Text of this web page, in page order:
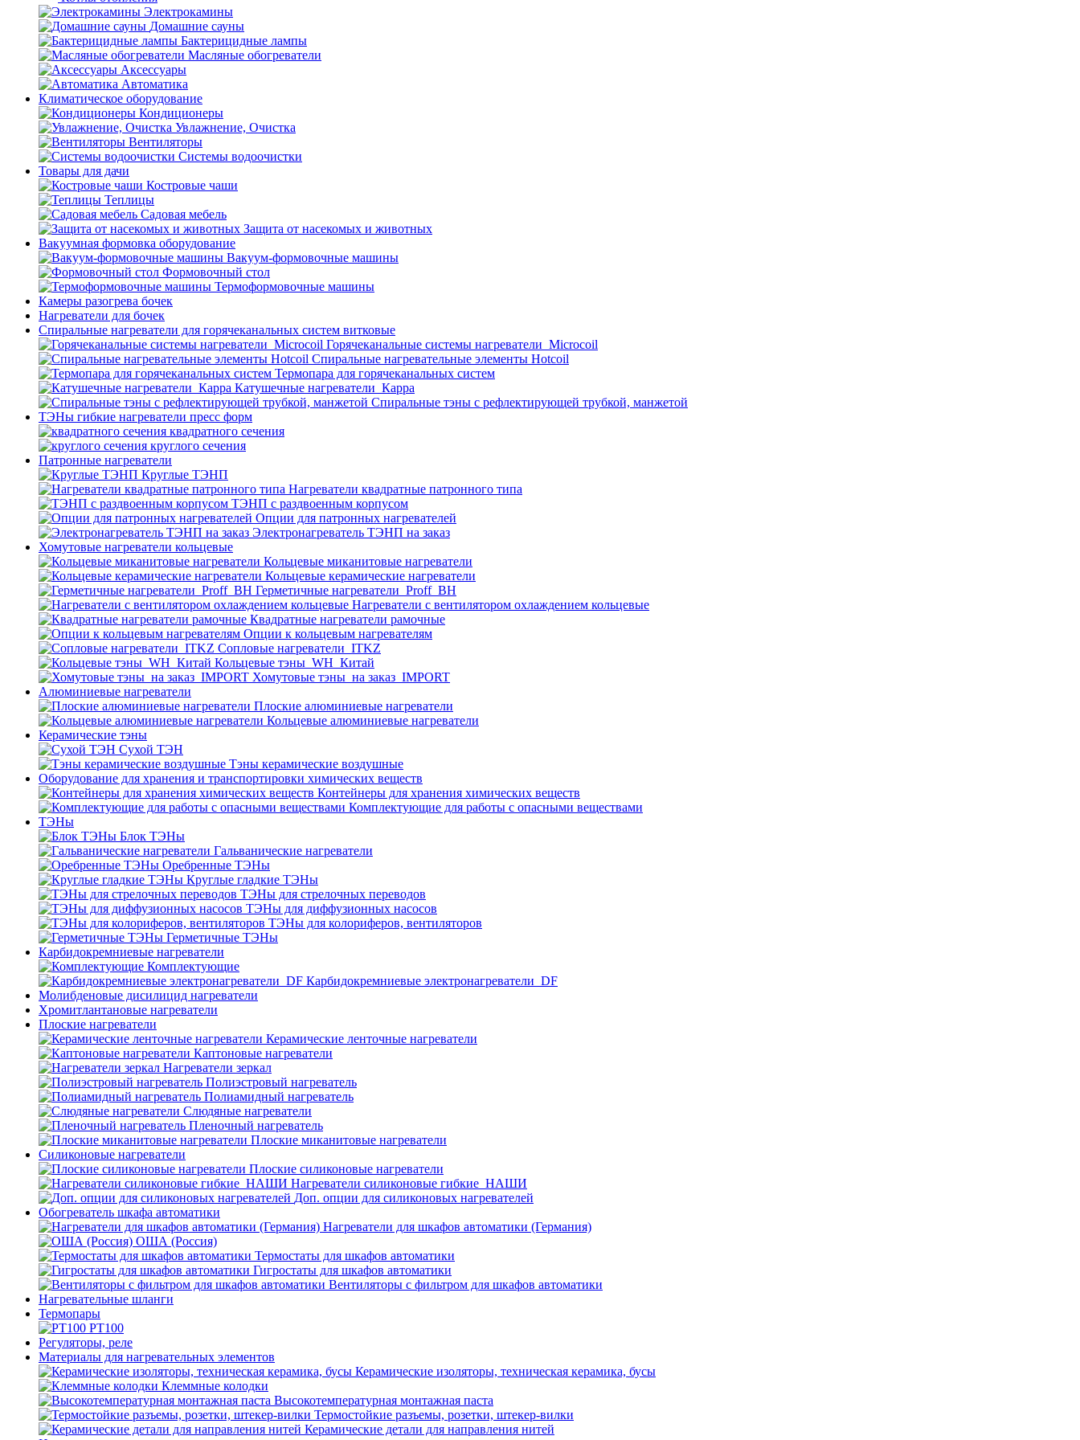
Электрокамины
Домашние сауны
Бактерицидные лампы
Масляные обогреватели
Аксессуары
Автоматика
Климатическое оборудование
Кондиционеры
Увлажнение, Очистка
Вентиляторы
Системы водоочистки
Товары для дачи
Костровые чаши
Теплицы
Садовая мебель
Защита от насекомых и животных
Вакуумная формовка оборудование
Вакуум-формовочные машины
Формовочный стол
Термоформовочные машины
Камеры разогрева бочек
Нагреватели для бочек
Спиральные нагреватели для горячеканальных систем витковые
Горячеканальные системы нагреватели_Microcoil
Спиральные нагревательные элементы Hotcoil
Термопара для горячеканальных систем
Катушечные нагреватели_Карра
Спиральные тэны с рефлектирующей трубкой, манжетой
ТЭНы гибкие нагреватели пресс форм
квадратного сечения
круглого сечения
Патронные нагреватели
Круглые ТЭНП
Нагреватели квадратные патронного типа
ТЭНП с раздвоенным корпусом
Опции для патронных нагревателей
Электронагреватель ТЭНП на заказ
Хомутовые нагреватели кольцевые
Кольцевые миканитовые нагреватели
Кольцевые керамические нагреватели
Герметичные нагреватели_Proff_BH
Нагреватели с вентилятором охлаждением кольцевые
Квадратные нагреватели рамочные
Опции к кольцевым нагревателям
Cопловые нагреватели_ITKZ
Кольцевые тэны_WH_Китай
Хомутовые тэны_на заказ_IMPORT
Алюминиевые нагреватели
Плоские алюминиевые нагреватели
Кольцевые алюминиевые нагреватели
Керамические тэны
Сухой ТЭН
Тэны керамические воздушные
Оборудование для хранения и транспортировки химических веществ
Контейнеры для хранения химических веществ
Комплектующие для работы с опасными веществами
ТЭНы
Блок ТЭНы
Гальванические нагреватели
Оребренные ТЭНы
Круглые гладкие ТЭНы
ТЭНы для стрелочных переводов
ТЭНы для диффузионных насосов
ТЭНы для колориферов, вентиляторов
Герметичные ТЭНы
Карбидокремниевые нагреватели
Комплектующие
Карбидокремниевые электронагреватели_DF
Молибденовые дисилицид нагреватели
Хромитлантановые нагреватели
Плоские нагреватели
Керамические ленточные нагреватели
Каптоновые нагреватели
Нагреватели зеркал
Полиэстровый нагреватель
Полиамидный нагреватель
Слюдяные нагреватели
Пленочный нагреватель
Плоские миканитовые нагреватели
Силиконовые нагреватели
Плоские силиконовые нагреватели
Нагреватели силиконовые гибкие_НАШИ
Доп. опции для силиконовых нагревателей
Обогреватель шкафа автоматики
Нагреватели для шкафов автоматики (Германия)
ОША (Россия)
Термостаты для шкафов автоматики
Гигростаты для шкафов автоматики
Вентиляторы с фильтром для шкафов автоматики
Нагревательные шланги
Термопары
PT100
Регуляторы, реле
Материалы для нагревательных элементов
Керамические изоляторы, техническая керамика, бусы
Клеммные колодки
Высокотемпературная монтажная паста
Термостойкие разъемы, розетки, штекер-вилки
Керамические детали для направления нитей